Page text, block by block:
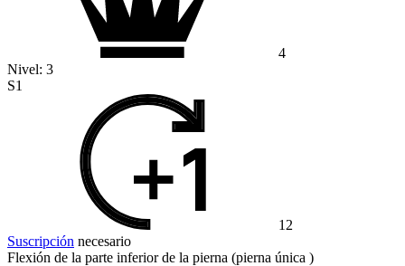
4
Nivel: 3
S1
12
Suscripción necesario
Flexión de la parte inferior de la pierna (pierna única )